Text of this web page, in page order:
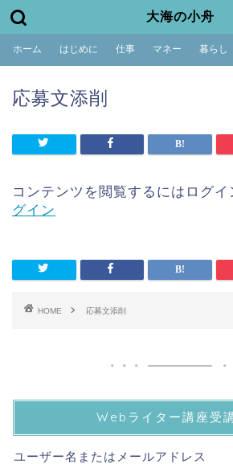
大海の小舟
ホーム はじめに 仕事 マネー 暮らし
応募文添削
コンテンツを閲覧するにはログイ
グイン
HOME 応募文添削
Webライター講座受
ユーザー名またはメールアドレス